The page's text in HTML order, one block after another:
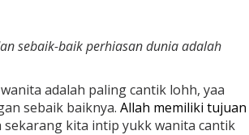
sebaik-baik perhiasan dunia adalah
adalah paling cantik lohh, yaa
sebaik baiknya. Allah memiliki tujuan
sekarang kita intip yukk wanita cantik